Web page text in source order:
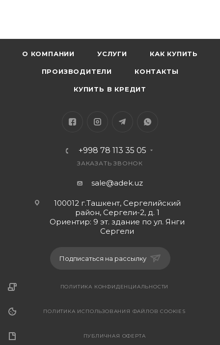
О КОМПАНИИ УСЛУГИ КАК КУПИТЬ
ПРОИЗВОДИТЕЛИ КОНТАКТЫ
КУПИТЬ В КРЕДИТ
+998 78 113 35 05
ЗАКАЗАТЬ ЗВОНОК
sale@adek.uz
100012 г.Ташкент, Сергелийский
район, Сергели-2, д. 1
Ориентир: 9 эт. здание по ул. Янги
Сергели
Подписаться на рассылку
ПОЛИТИКА КОНФИДЕНЦИАЛЬНОСТИ
ПОЛИТИКА ИСПОЛЬЗОВАНИЯ ФАЙЛОВ COOKIES
ПУБЛИЧНАЯ ОФЕРТА